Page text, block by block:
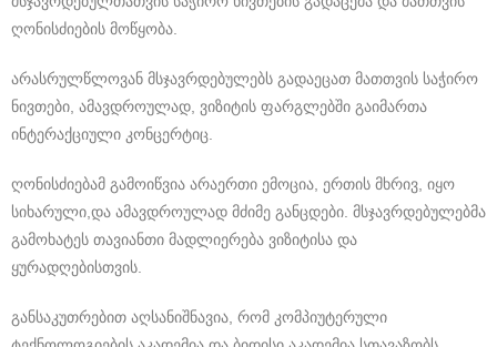
ღონისძიების მოწყობა.
არასრულწლოვან მსჯავრდებულებს გადაეცათ მათთვის საჭირო
ნივთები, ამავდროულად, ვიზიტის ფარგლებში გაიმართა
ინტერაქციული კონცერტიც.
ღონისძიებამ გამოიწვია არაერთი ემოცია, ერთის მხრივ, იყო
სიხარული,და ამავდროულად მძიმე განცდები. მსჯავრდებულებმა
გამოხატეს თავიანთი მადლიერება ვიზიტისა და
ყურადღებისთვის.
განსაკუთრებით აღსანიშნავია, რომ კომპიუტერული